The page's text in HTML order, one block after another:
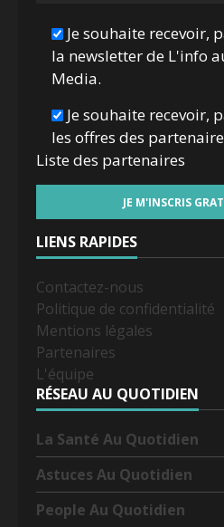
Je souhaite recevoir,
la newsletter de L'info
Media.
Je souhaite recevoir,
les offres des
Liste des partenaires
LIENS RAPIDES
Contactez-nous
Politique de confidentialité
Mentions légales
Partenaires
L'équipe
RÉSEAU AU QUOTIDIEN
La Santé Au Quotidien
Astuces Au Quotidien
People Au Quotidien